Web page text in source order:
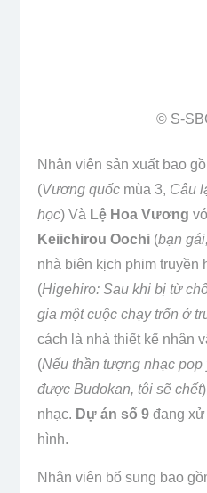
© S-
Nhân viên sản xuất bao
(Vương quốcmùa 3, Câu
học) Và Lệ Hoa Vương
Keiichirou Oochi (bạn
nhà biên kịch phim truyền
(Higehiro: Sau khi bị từ
gia một cuộc chạy trốn ở
cách là nhà thiết kế nhân
(Nếu thần tượng nhạc pop
được Budokan, tôi sẽ chết
nhạc. Dự án số 9đang xử
hình.
Nhân viên bổ sung bao